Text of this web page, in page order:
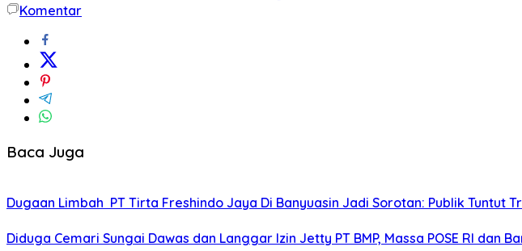
Komentar
Baca Juga
Dugaan Limbah PT Tirta Freshindo Jaya Di Banyuasin Jadi Sorotan: Publik Tuntut
Diduga Cemari Sungai Dawas dan Langgar Izin Jetty PT BMP, Massa POSE RI dan